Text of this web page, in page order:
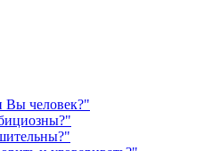
Вы человек?"